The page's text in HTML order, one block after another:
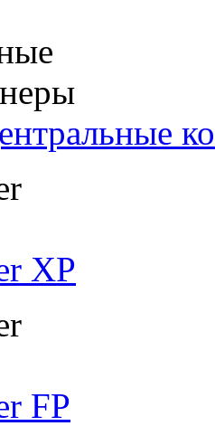
XP
FP